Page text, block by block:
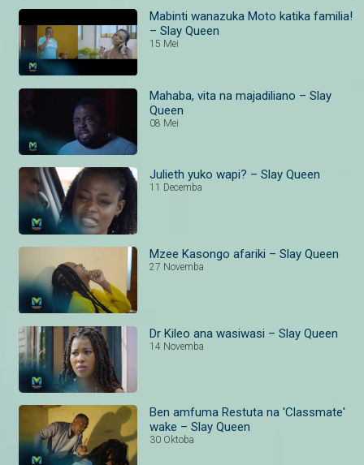
Mabinti wanazuka Moto katika familia!
– Slay Queen
15 Mei
Mahaba, vita na majadiliano – Slay
Queen
08 Mei
Julieth yuko wapi? – Slay Queen
11 Decemba
Mzee Kasongo afariki – Slay Queen
27 Novemba
Dr Kileo ana wasiwasi – Slay Queen
14 Novemba
Ben amfuma Restuta na 'Classmate'
wake – Slay Queen
30 Oktoba